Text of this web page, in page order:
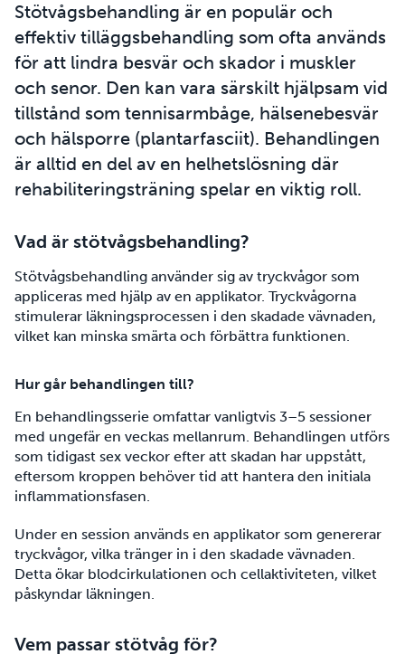
Stötvågsbehandling är en populär och
effektiv tilläggsbehandling som ofta används
för att lindra besvär och skador i muskler
och senor. Den kan vara särskilt hjälpsam vid
tillstånd som tennisarmbåge, hälsenebesvär
och hälsporre (plantarfasciit). Behandlingen
är alltid en del av en helhetslösning där
rehabiliteringsträning spelar en viktig roll.
Vad är stötvågsbehandling?
Stötvågsbehandling använder sig av tryckvågor som
appliceras med hjälp av en applikator. Tryckvågorna
stimulerar läkningsprocessen i den skadade vävnaden,
vilket kan minska smärta och förbättra funktionen.
Hur går behandlingen till?
En behandlingsserie omfattar vanligtvis 3–5 sessioner
med ungefär en veckas mellanrum. Behandlingen utförs
som tidigast sex veckor efter att skadan har uppstått,
eftersom kroppen behöver tid att hantera den initiala
inflammationsfasen.
Under en session används en applikator som genererar
tryckvågor, vilka tränger in i den skadade vävnaden.
Detta ökar blodcirkulationen och cellaktiviteten, vilket
påskyndar läkningen.
Vem passar stötvåg för?